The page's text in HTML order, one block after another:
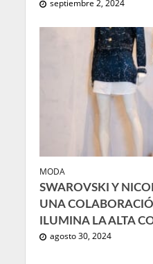
septiembre 2, 2024
MODA
SWAROVSKI Y
UNA
ILUMINA LA ALTA
agosto 30, 2024